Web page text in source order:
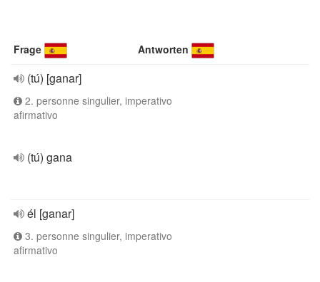
Frage Antworten
(tú) [ganar]
2. personne singulier, imperativo
afirmativo
(tú) gana
él [ganar]
3. personne singulier, imperativo
afirmativo